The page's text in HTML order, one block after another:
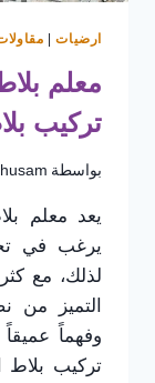
ارضيات|
معلم
تركيب
بواسطة husam
يعد معلم
يرغب في
لذلك، مع
التميز من
وفهماً
تركيب